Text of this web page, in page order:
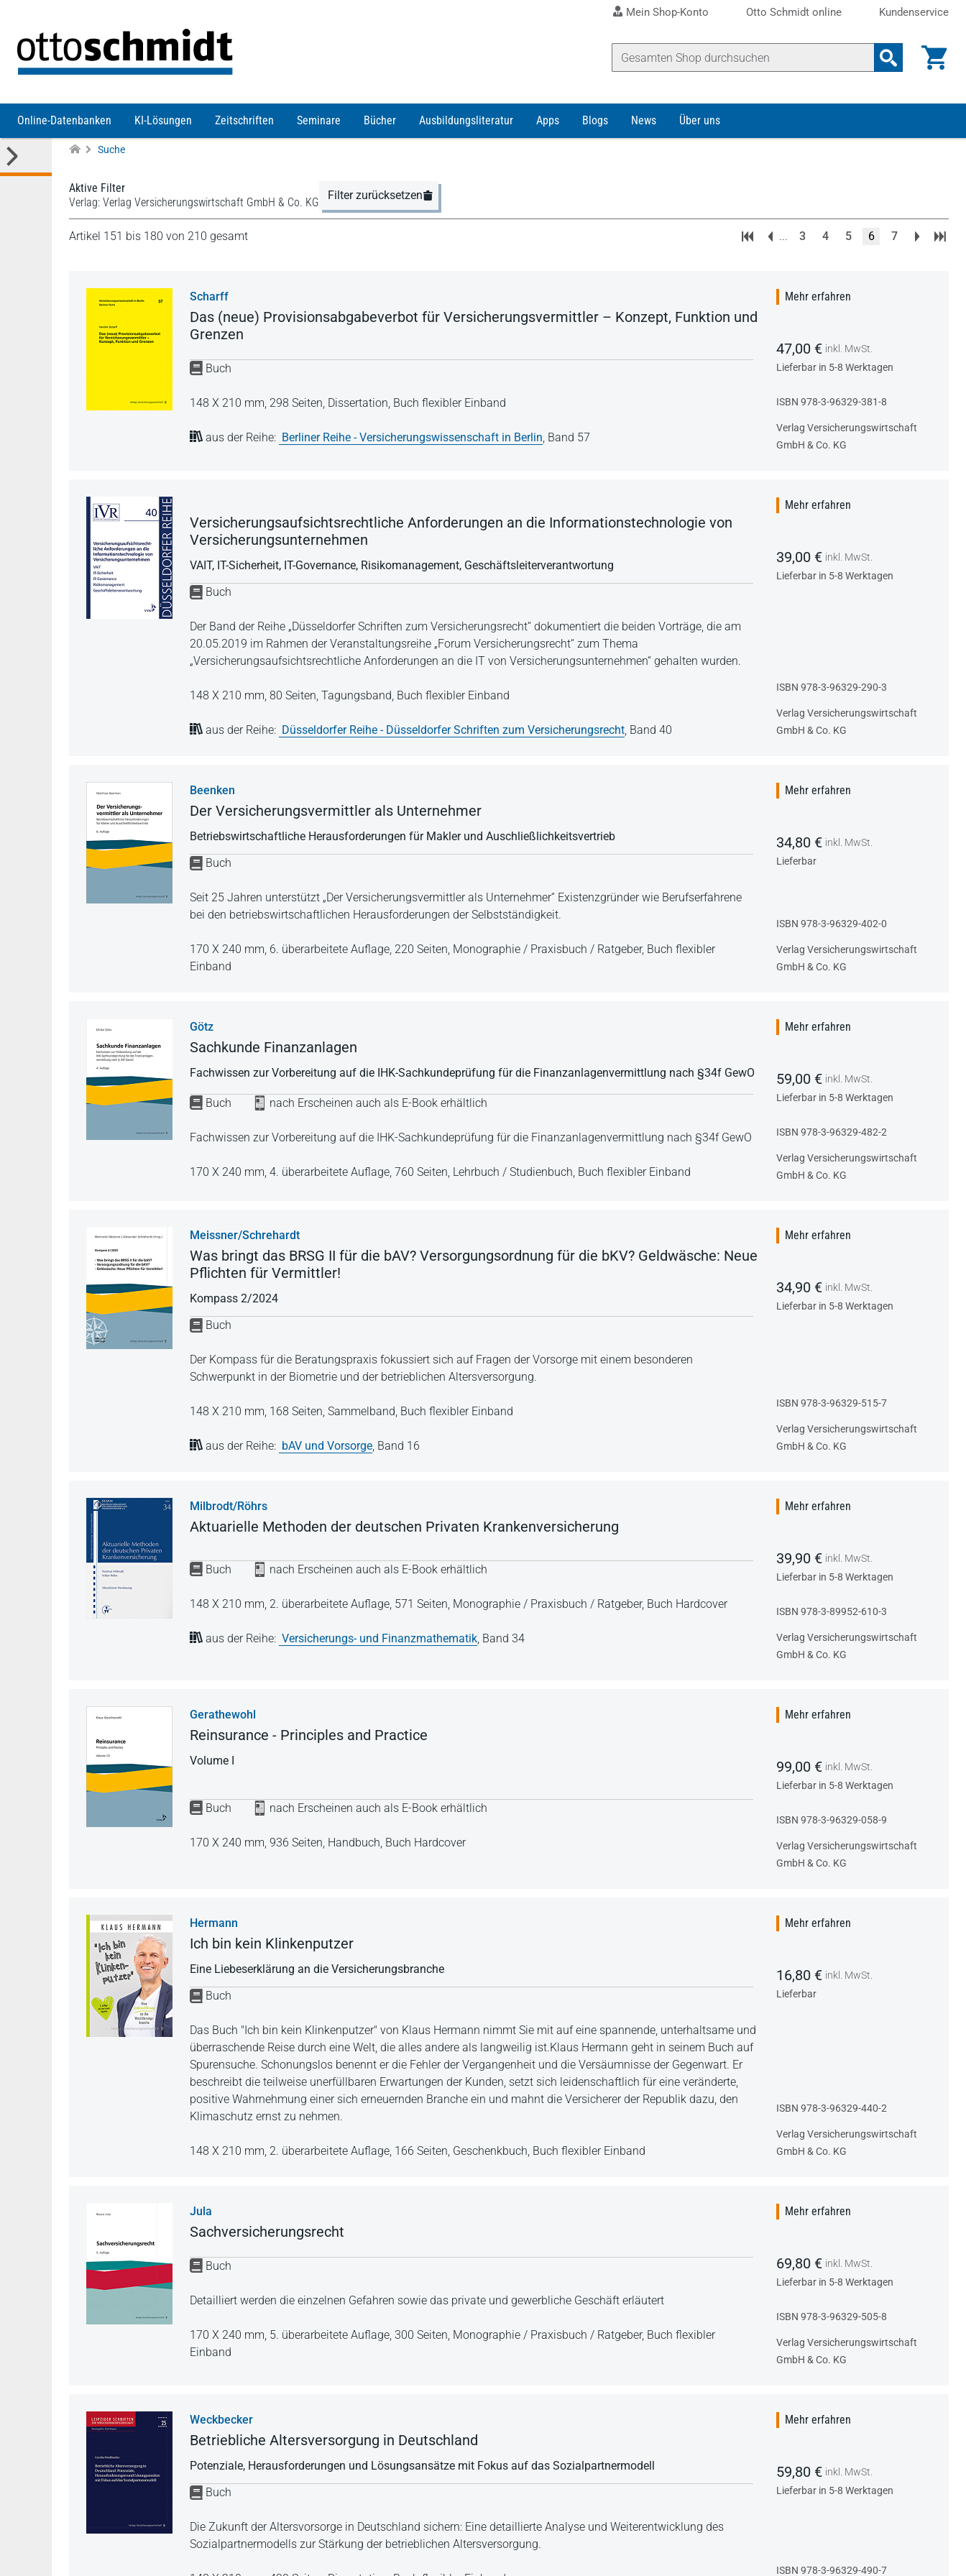
Mein Shop-Konto Otto Schmidt online Kundenservice
Online-Datenbanken KI-Lösungen Zeitschriften Seminare Bücher Ausbildungsliteratur Apps Blogs News Über uns
Suche
Aktive Filter
Verlag: Verlag Versicherungswirtschaft GmbH & Co. KG
Filter zurücksetzen
Artikel 151 bis 180 von 210 gesamt ... 3 4 5 6 7
Scharff
Das (neue) Provisionsabgabeverbot für Versicherungsvermittler – Konzept, Funktion und
Grenzen
Buch
148 X 210 mm, 298 Seiten, Dissertation, Buch flexibler Einband
aus der Reihe: Berliner Reihe - Versicherungswissenschaft in Berlin Band 57
Mehr erfahren
47,00 € inkl. MwSt.
Lieferbar in 5-8 Werktagen
ISBN 978-3-96329-381-8
Verlag Versicherungswirtschaft
GmbH & Co. KG
Versicherungsaufsichtsrechtliche Anforderungen an die Informationstechnologie von
Versicherungsunternehmen
VAIT, IT-Sicherheit, IT-Governance, Risikomanagement, Geschäftsleiterverantwortung
Buch
Der Band der Reihe „Düsseldorfer Schriften zum Versicherungsrecht“ dokumentiert die beiden Vorträge, die am
20.05.2019 im Rahmen der Veranstaltungsreihe „Forum Versicherungsrecht“ zum Thema
„Versicherungsaufsichtsrechtliche Anforderungen an die IT von Versicherungsunternehmen“ gehalten wurden.
148 X 210 mm, 80 Seiten, Tagungsband, Buch flexibler Einband
aus der Reihe: Düsseldorfer Reihe - Düsseldorfer Schriften zum Versicherungsrecht, Band 40
Mehr erfahren
39,00 € inkl. MwSt.
Lieferbar in 5-8 Werktagen
ISBN 978-3-96329-290-3
Verlag Versicherungswirtschaft
GmbH & Co. KG
Beenken
Der Versicherungsvermittler als Unternehmer
Betriebswirtschaftliche Herausforderungen für Makler und Auschließlichkeitsvertrieb
Buch
Seit 25 Jahren unterstützt „Der Versicherungsvermittler als Unternehmer“ Existenzgründer wie Berufserfahrene
bei den betriebswirtschaftlichen Herausforderungen der Selbstständigkeit.
170 X 240 mm, 6. überarbeitete Auflage, 220 Seiten, Monographie / Praxisbuch / Ratgeber, Buch flexibler
Einband
Mehr erfahren
34,80 € inkl. MwSt.
Lieferbar
ISBN 978-3-96329-402-0
Verlag Versicherungswirtschaft
GmbH & Co. KG
Götz
Sachkunde Finanzanlagen
Fachwissen zur Vorbereitung auf die IHK-Sachkundeprüfung für die Finanzanlagenvermittlung nach §34f GewO
Buch nach Erscheinen auch als E-Book erhältlich
Fachwissen zur Vorbereitung auf die IHK-Sachkundeprüfung für die Finanzanlagenvermittlung nach §34f GewO
170 X 240 mm, 4. überarbeitete Auflage, 760 Seiten, Lehrbuch / Studienbuch, Buch flexibler Einband
Mehr erfahren
59,00 € inkl. MwSt.
Lieferbar in 5-8 Werktagen
ISBN 978-3-96329-482-2
Verlag Versicherungswirtschaft
GmbH & Co. KG
Meissner/Schrehardt
Was bringt das BRSG II für die bAV? Versorgungsordnung für die bKV? Geldwäsche: Neue
Pflichten für Vermittler!
Kompass 2/2024
Buch
Der Kompass für die Beratungspraxis fokussiert sich auf Fragen der Vorsorge mit einem besonderen
Schwerpunkt in der Biometrie und der betrieblichen Altersversorgung.
148 X 210 mm, 168 Seiten, Sammelband, Buch flexibler Einband
aus der Reihe: bAV und Vorsorge, Band 16
Mehr erfahren
34,90 € inkl. MwSt.
Lieferbar in 5-8 Werktagen
ISBN 978-3-96329-515-7
Verlag Versicherungswirtschaft
GmbH & Co. KG
Milbrodt/Röhrs
Aktuarielle Methoden der deutschen Privaten Krankenversicherung
Buch nach Erscheinen auch als E-Book erhältlich
148 X 210 mm, 2. überarbeitete Auflage, 571 Seiten, Monographie / Praxisbuch / Ratgeber, Buch Hardcover
aus der Reihe: Versicherungs- und Finanzmathematik Band 34
Mehr erfahren
39,90 € inkl. MwSt.
Lieferbar in 5-8 Werktagen
ISBN 978-3-89952-610-3
Verlag Versicherungswirtschaft
GmbH & Co. KG
Gerathewohl
Reinsurance - Principles and Practice
Volume I
Buch nach Erscheinen auch als E-Book erhältlich
170 X 240 mm, 936 Seiten, Handbuch, Buch Hardcover
Mehr erfahren
99,00 € inkl. MwSt.
Lieferbar in 5-8 Werktagen
ISBN 978-3-96329-058-9
Verlag Versicherungswirtschaft
GmbH & Co. KG
Hermann
Ich bin kein Klinkenputzer
Eine Liebeserklärung an die Versicherungsbranche
Buch
Das Buch "Ich bin kein Klinkenputzer" von Klaus Hermann nimmt Sie mit auf eine spannende, unterhaltsame und
überraschende Reise durch eine Welt, die alles andere als langweilig ist.Klaus Hermann geht in seinem Buch auf
Spurensuche. Schonungslos benennt er die Fehler der Vergangenheit und die Versäumnisse der Gegenwart. Er
beschreibt die teilweise unerfüllbaren Erwartungen der Kunden, setzt sich leidenschaftlich für eine veränderte,
positive Wahrnehmung einer sich erneuernden Branche ein und mahnt die Versicherer der Republik dazu, den
Klimaschutz ernst zu nehmen.
148 X 210 mm, 2. überarbeitete Auflage, 166 Seiten, Geschenkbuch, Buch flexibler Einband
Mehr erfahren
16,80 € inkl. MwSt.
Lieferbar
ISBN 978-3-96329-440-2
Verlag Versicherungswirtschaft
GmbH & Co. KG
Jula
Sachversicherungsrecht
Buch
Detailliert werden die einzelnen Gefahren sowie das private und gewerbliche Geschäft erläutert
170 X 240 mm, 5. überarbeitete Auflage, 300 Seiten, Monographie / Praxisbuch / Ratgeber, Buch flexibler
Einband
Mehr erfahren
69,80 € inkl. MwSt.
Lieferbar in 5-8 Werktagen
ISBN 978-3-96329-505-8
Verlag Versicherungswirtschaft
GmbH & Co. KG
Weckbecker
Betriebliche Altersversorgung in Deutschland
Potenziale, Herausforderungen und Lösungsansätze mit Fokus auf das Sozialpartnermodell
Buch
Die Zukunft der Altersvorsorge in Deutschland sichern: Eine detaillierte Analyse und Weiterentwicklung des
Sozialpartnermodells zur Stärkung der betrieblichen Altersversorgung.
Mehr erfahren
59,80 € inkl. MwSt.
Lieferbar in 5-8 Werktagen
ISBN 978-3-96329-490-7